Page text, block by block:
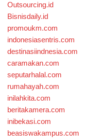
Outsourcing.id
Bisnisdaily.id
promoukm.com
indonesiasentris.com
destinasiindnesia.com
caramakan.com
seputarhalal.com
rumahayah.com
inilahkita.com
beritakamera.com
inibekasi.com
beasiswakampus.com